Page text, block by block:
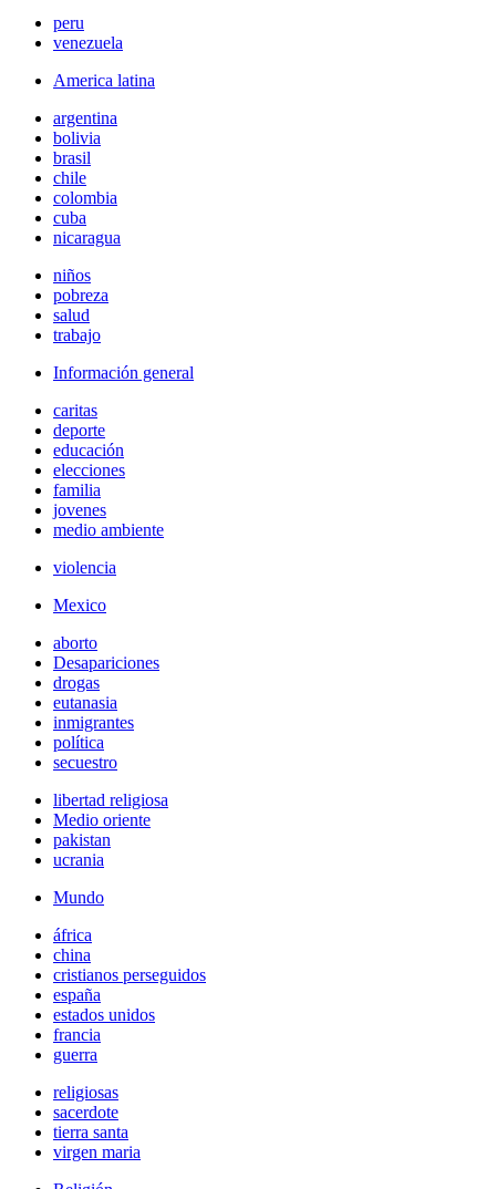
peru
venezuela
America latina
argentina
bolivia
brasil
chile
colombia
cuba
nicaragua
niños
pobreza
salud
trabajo
Información general
caritas
deporte
educación
elecciones
familia
jovenes
medio ambiente
violencia
Mexico
aborto
Desapariciones
drogas
eutanasia
inmigrantes
política
secuestro
libertad religiosa
Medio oriente
pakistan
ucrania
Mundo
áfrica
china
cristianos perseguidos
españa
estados unidos
francia
guerra
religiosas
sacerdote
tierra santa
virgen maria